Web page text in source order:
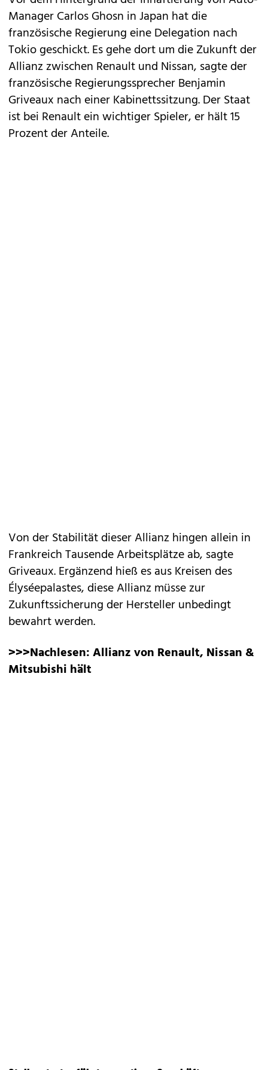
Manager Carlos Ghosn in Japan hat die
französische Regierung eine Delegation nach
Tokio geschickt. Es gehe dort um die Zukunft der
Allianz zwischen Renaultund Nissan, sagte der
französische Regierungssprecher Benjamin
Griveaux nach einer Kabinettssitzung. Der Staat
ist bei Renault ein wichtiger Spieler, er hält 15
Prozent der Anteile.
Von der Stabilität dieser Allianz hingen allein in
Frankreich Tausende Arbeitsplätze ab, sagte
Griveaux. Ergänzend hieß es aus Kreisen des
Élyséepalastes, diese Allianz müsse zur
Zukunftssicherung der Hersteller unbedingt
bewahrt werden.
>>>Nachlesen:Allianz von Renault, Nissan &
Mitsubishi hält